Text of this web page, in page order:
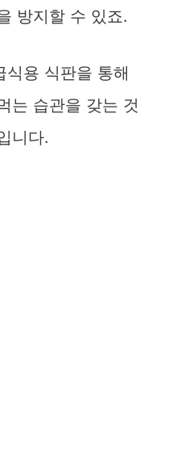
방지할 수 있죠.
식용 식판을 통해
는 습관을 갖는 것
니다.